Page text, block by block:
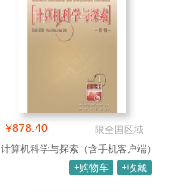
¥878.40
限全国区域
计算机科学与探索（含手机客户端）
+购物车
+收藏